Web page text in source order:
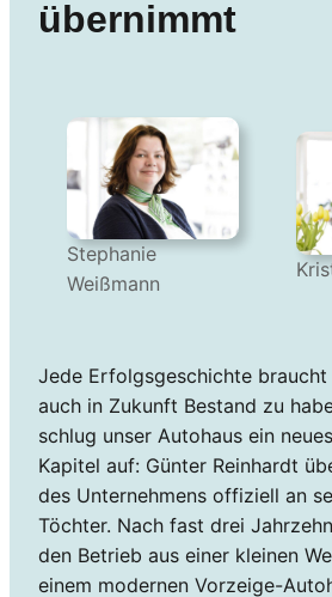
übernimmt
Stephanie
Weißmann
Jede Erfolgsgeschichte braucht
auch in Zukunft Bestand zu
schlug unser Autohaus ein
Kapitel auf: Günter Reinhardt
des Unternehmens offiziell an
Töchter. Nach fast drei
den Betrieb aus einer kleinen
einem modernen Vorzeige-